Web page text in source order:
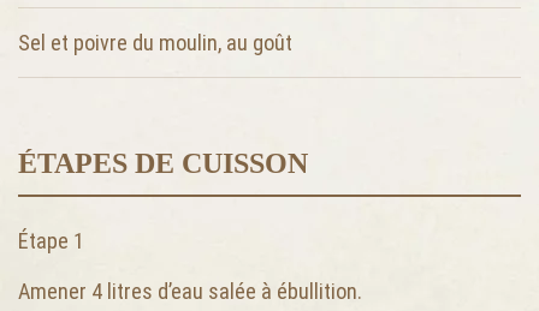
Sel et poivre du moulin, au goût
ÉTAPES DE CUISSON
Étape 1
Amener 4 litres d’eau salée à ébullition.